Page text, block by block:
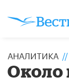
АНАЛИТИКА //
Около